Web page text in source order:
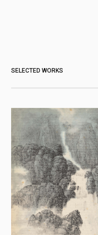
SELECTED WORKS